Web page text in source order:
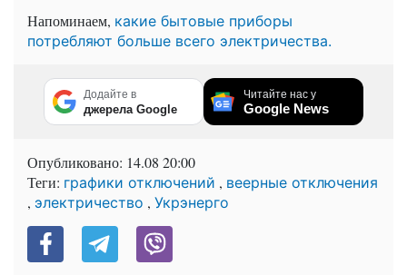
Напоминаем, какие бытовые приборы
потребляют больше всего электричества.
Додайте в
джерела Google
Читайте нас у
Google News
Опубликовано: 14.08 20:00
Теги: графики отключений , веерные отключения
, электричество , Укрэнерго